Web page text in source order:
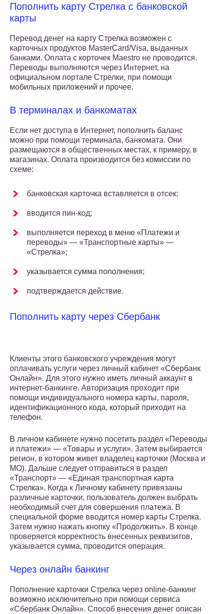
Пополнить карту Стрелка с банковской
карты
Перевод денег на карту Стрелка возможен с
карточных продуктов MasterCard/Visa, выданных
банками. Оплата с корточек Maestro не проводится.
Переводы выполняются через Интернет, на
официальном портале Стрелки, при помощи
мобильных приложений и прочее.
В терминалах и банкоматах
Если нет доступа в Интернет, пополнить баланс
можно при помощи терминала, банкомата. Они
размещаются в общественных местах, к примеру, в
магазинах. Оплата производится без комиссии по
схеме:
банковская карточка вставляется в отсек;
вводится пин-код;
выполняется переход в меню «Платежи и
переводы» — «Транспортные карты» —
«Стрелка»;
указывается сумма пополнения;
подтверждается действие.
Пополнить карту через Сбербанк
Клиенты этого банковского учреждения могут
оплачивать услуги через личный кабинет «Сбербанк
Онлайн». Для этого нужно иметь личный аккаунт в
интернет-банкинге. Авторизация проходит при
помощи индивидуального номера карты, пароля,
идентификационного кода, который приходит на
телефон.
В личном кабинете нужно посетить раздел «Переводы
и платежи» — «Товары и услуги». Затем выбирается
регион, в котором живет владелец карточки (Москва и
МО). Дальше следует отправиться в раздел
«Транспорт» — «Единая транспортная карта
Стрелка». Когда к Личному кабинету привязаны
различные карточки, пользователь должен выбрать
необходимый счет для совершения платежа. В
специальной форме вводится номер карты Стрелка.
Затем нужно нажать кнопку «Продолжить». В конце
проверяется корректность внесенных реквизитов,
указывается сумма, проводится операция.
Через онлайн банкинг
Пополнение карточки Стрелка через online-банкинг
возможно исключительно при помощи сервиса
«Сбербанк Онлайн». Способ внесения денег описан